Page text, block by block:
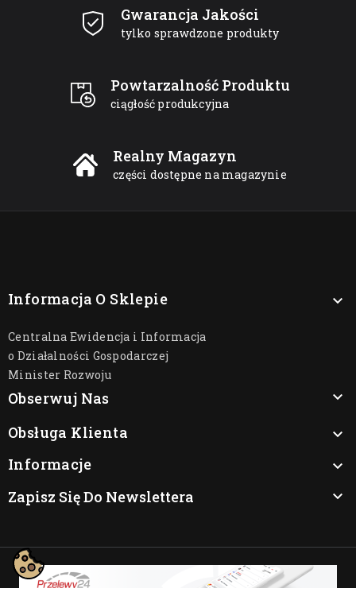
Gwarancja Jakości
tylko sprawdzone produkty
Powtarzalność Produktu
ciągłość produkcyjna
Realny Magazyn
części dostępne na magazynie
Informacja O Sklepie 
Centralna Ewidencja i Informacja
o Działalności Gospodarczej
Minister Rozwoju
Obserwuj Nas

Obsługa Klienta

Informacje

Zapisz Się Do Newslettera
